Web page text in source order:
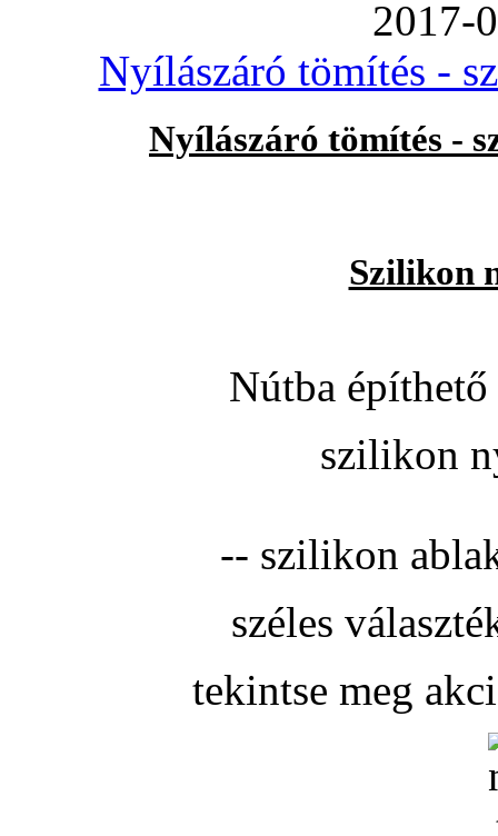
2017-
Nyílászáró tömítés -
Nyílászáró tömítés -
Szilikon
Nútba
szilikon
-- szilikon
széles
tekintse meg